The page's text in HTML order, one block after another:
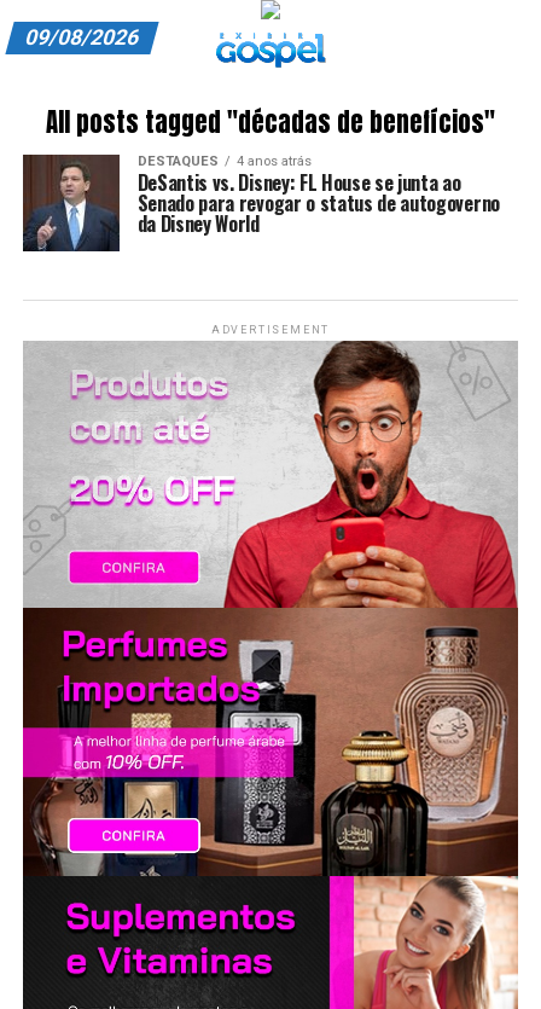
ASSINE
CARRINHO
EDITORIAL
EXPEDIENTE
FINALIZAR COMPRA
HOME
LANÇAMENTOS
09/08/2026
All posts tagged "décadas de benefícios"
DESTAQUES 4 anos atrás
DeSantis vs. Disney: FL House se junta ao
Senado para revogar o status de autogoverno
da Disney World
ADVERTISEMENT